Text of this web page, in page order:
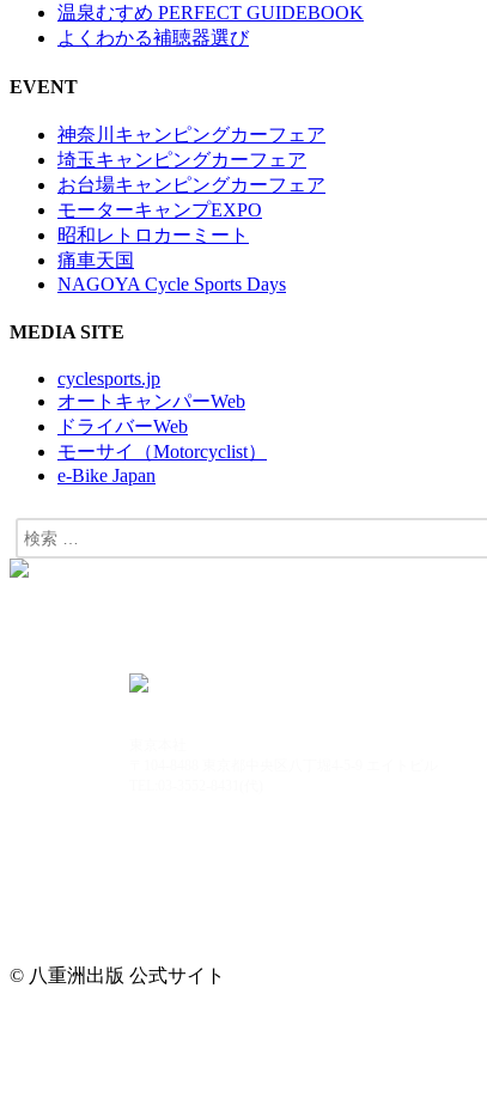
温泉むすめ PERFECT GUIDEBOOK
よくわかる補聴器選び
EVENT
神奈川キャンピングカーフェア
埼玉キャンピングカーフェア
お台場キャンピングカーフェア
モーターキャンプEXPO
昭和レトロカーミート
痛車天国
NAGOYA Cycle Sports Days
MEDIA SITE
cyclesports.jp
オートキャンパーWeb
ドライバーWeb
モーサイ（Motorcyclist）
e-Bike Japan
© 八重洲出版 公式サイト